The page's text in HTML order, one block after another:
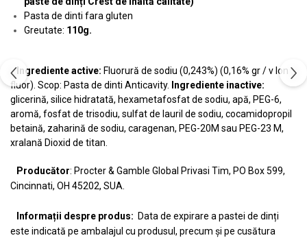
Pasta de dinti fara gluten
Greutate: 110g.
Ingrediente active: Fluorură de sodiu (0,243%) (0,16% gr / v Ion
fluor). Scop: Pasta de dinti Anticavity.
Ingrediente inactive:
glicerină, silice hidratată, hexametafosfat de sodiu, apă, PEG-6,
aromă, fosfat de trisodiu, sulfat de lauril de sodiu, cocamidopropil
betaină, zaharină de sodiu, caragenan, PEG-20M sau PEG-23 M,
xralană Dioxid de titan.
Producător: Procter & Gamble Global Privasi Tim, PO Box 599,
Cincinnati, OH 45202, SUA.
Informații despre produs: Data de expirare a pastei de dinți
este indicată pe ambalajul cu produsul, precum și pe cusătura